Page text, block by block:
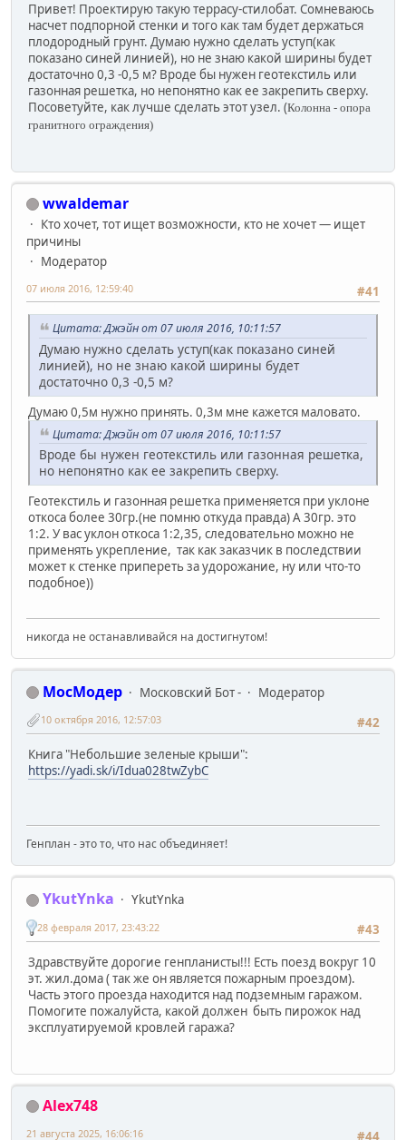
Привет! Проектирую такую террасу-стилобат. Сомневаюсь
насчет подпорной стенки и того как там будет держаться
плодородный грунт. Думаю нужно сделать уступ(как
показано синей линией), но не знаю какой ширины будет
достаточно 0,3 -0,5 м? Вроде бы нужен геотекстиль или
газонная решетка, но непонятно как ее закрепить сверху.
Посоветуйте, как лучше сделать этот узел. (Колонна - опора
гранитного ограждения)
wwaldemar
Кто хочет, тот ищет возможности, кто не хочет — ищет
причины
Модератор
#41
07 июля 2016, 12:59:40
Цитата: Джэйн от 07 июля 2016, 10:11:57
Думаю нужно сделать уступ(как показано синей
линией), но не знаю какой ширины будет
достаточно 0,3 -0,5 м?
Думаю 0,5м нужно принять. 0,3м мне кажется маловато.
Цитата: Джэйн от 07 июля 2016, 10:11:57
Вроде бы нужен геотекстиль или газонная решетка,
но непонятно как ее закрепить сверху.
Геотекстиль и газонная решетка применяется при уклоне
откоса более 30гр.(не помню откуда правда) А 30гр. это
1:2. У вас уклон откоса 1:2,35, следовательно можно не
применять укрепление, так как заказчик в последствии
может к стенке припереть за удорожание, ну или что-то
подобное))
никогда не останавливайся на достигнутом!
МосМодер Московский Бот -
Модератор
#42
10 октября 2016, 12:57:03
Книга "Небольшие зеленые крыши":
https://yadi.sk/i/Idua028twZybC
Генплан - это то, что нас объединяет!
YkutYnka
YkutYnka
#43
28 февраля 2017, 23:43:22
Здравствуйте дорогие генпланисты!!! Есть поезд вокруг 10
эт. жил.дома ( так же он является пожарным проездом).
Часть этого проезда находится над подземным гаражом.
Помогите пожалуйста, какой должен быть пирожок над
эксплуатируемой кровлей гаража?
Alex748
#44
21 августа 2025, 16:06:16